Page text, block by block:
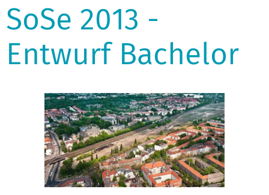
SoSe 2013 -
Entwurf Bachelor